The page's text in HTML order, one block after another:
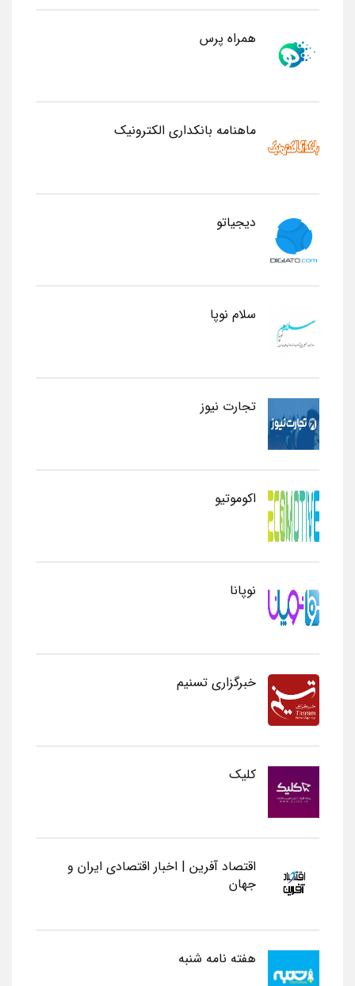
همراه پرس
ماهنامه بانکداری الکترونیک
دیجیاتو
سلام نوپا
تجارت نیوز
اکوموتیو
نوپانا
خبرگزاری تسنیم
کلیک
اقتصاد آفرین | اخبار اقتصادی ایران و
جهان
هفته نامه شنبه